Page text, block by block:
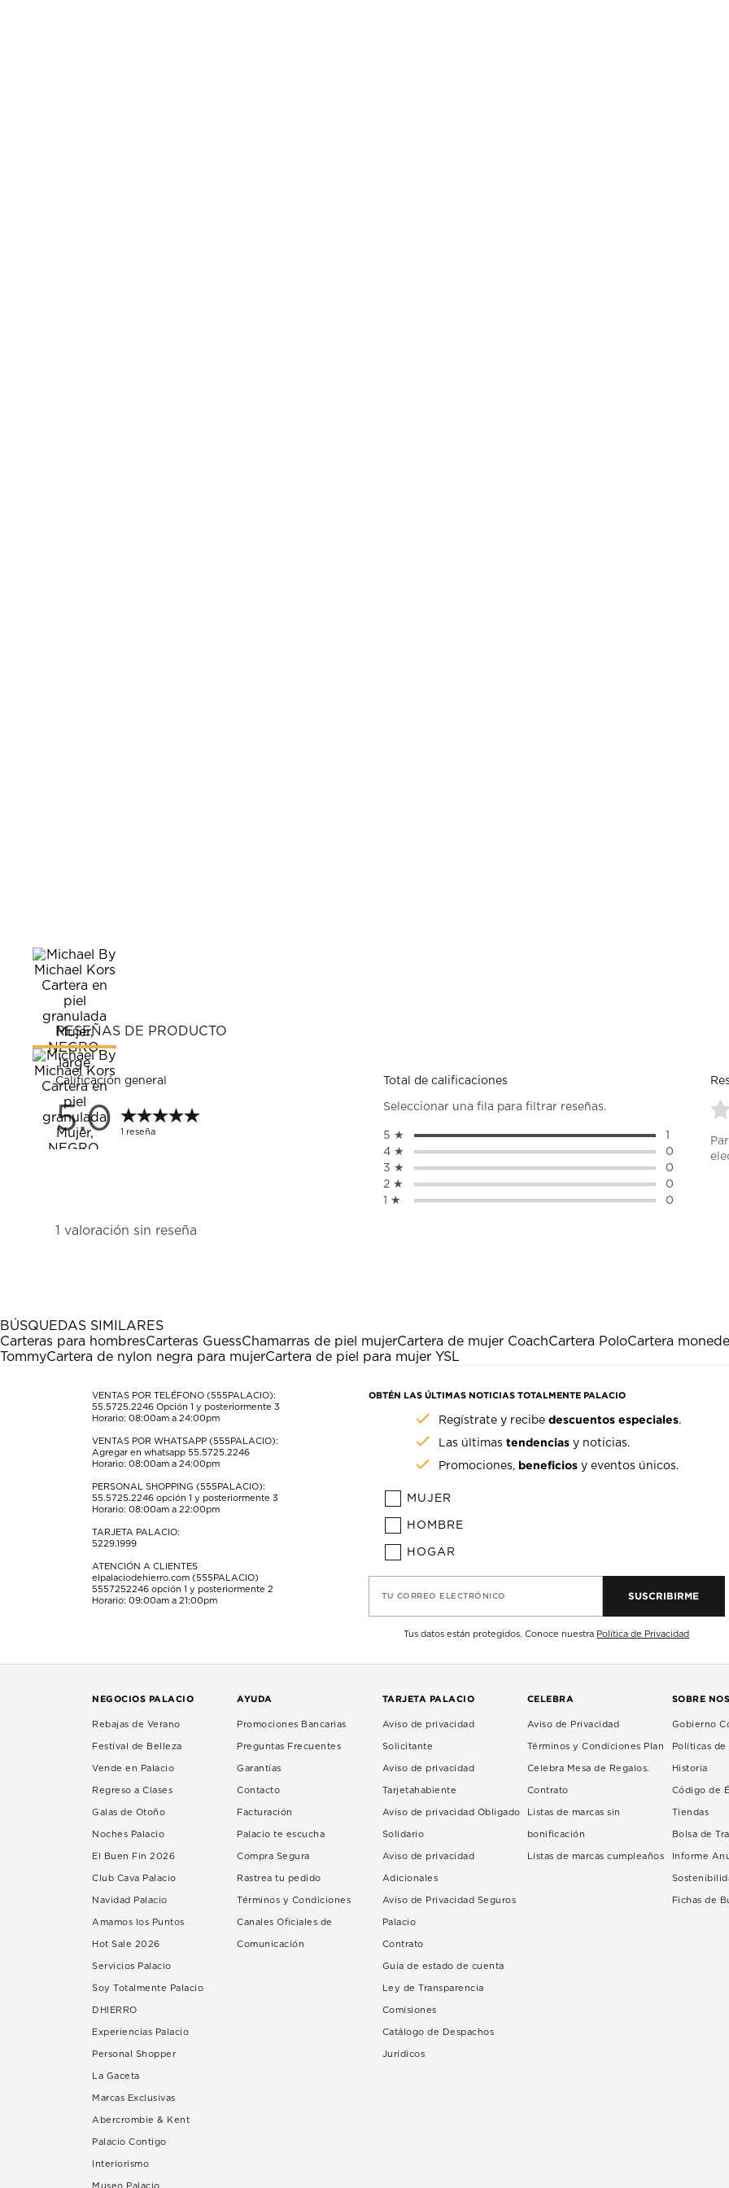
RESEÑAS DE PRODUCTO
Total de calificaciones
Seleccionar una fila para filtrar reseñas.
5 ★ estrellas
1
1 reseña
4 ★ estrellas
0
0 reseñas
3 ★ estrellas
0
0 reseñas
2 ★ estrellas
0
0 reseñas
1 ★ estrellas
0
Calificación general
5.0 1 reseña
11 valoración sin reseña
BÚSQUEDAS SIMILARES
Carteras para hombresCarteras GuessChamarras de piel mujerCartera de mujer CoachCartera PoloCartera
TommyCartera de nylon negra para mujerCartera de piel para mujer YSL
VENTAS POR TELÉFONO (555PALACIO):
55.5725.2246 Opción 1 y posteriormente 3
Horario: 08:00am a 24:00pm
VENTAS POR WHATSAPP (555PALACIO):
Agregar en whatsapp 55.5725.2246
Horario: 08:00am a 24:00pm
PERSONAL SHOPPING (555PALACIO):
55.5725.2246 opción 1 y posteriormente 3
Horario: 08:00am a 22:00pm
TARJETA PALACIO:
5229.1999
ATENCIÓN A CLIENTES
elpalaciodehierro.com (555PALACIO)
5557252246 opción 1 y posteriormente 2
Horario: 09:00am a 21:00pm
OBTÉN LAS ÚLTIMAS NOTICIAS TOTALMENTE PALACIO
Regístrate y recibedescuentos especiales.
Las últimastendencias y noticias.
Promociones, beneficios y eventos únicos.
MUJER
HOMBRE
HOGAR
TU CORREO ELECTRÓNICO SUSCRIBIRME
Tus datos están protegidos. Conoce nuestra Política de Privacidad
NEGOCIOS PALACIO
Rebajas de Verano
Festival de Belleza
Vende en Palacio
Regreso a Clases
Galas de Otoño
Noches Palacio
El Buen Fin 2026
Club Cava Palacio
Navidad Palacio
Amamos los Puntos
Hot Sale 2026
Servicios Palacio
Soy Totalmente Palacio
DHIERRO
Experiencias Palacio
Personal Shopper
La Gaceta
Marcas Exclusivas
Abercrombie & Kent
Palacio Contigo
Interiorismo
Museo Palacio
AYUDA
Promociones Bancarias
Preguntas Frecuentes
Garantías
Contacto
Facturación
Palacio te escucha
Compra Segura
Rastrea tu pedido
Términos y Condiciones
Canales Oficiales de
Comunicación
TARJETA PALACIO
Aviso de privacidad
Solicitante
Aviso de privacidad
Tarjetahabiente
Aviso de privacidad Obligado
Solidario
Aviso de privacidad
Adicionales
Aviso de Privacidad Seguros
Palacio
Contrato
Guía de estado de cuenta
Ley de Transparencia
Comisiones
Catálogo de Despachos
Jurídicos
CELEBRA
Aviso de Privacidad
Términos y Condiciones Plan
Celebra Mesa de Regalos.
Contrato
Listas de marcas sin
bonificación
Listas de marcas cumpleaños
SOBRE
Gobierno
Políticas
Historia
Código de
Tiendas
Bolsa de
Informe
Fichas de